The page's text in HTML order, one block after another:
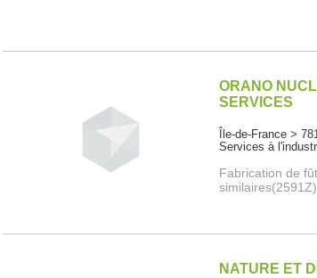
ORANO
SERVICES
Île-de-France >
Services à
Fabrication de
similaires(2591Z)
NATURE ET